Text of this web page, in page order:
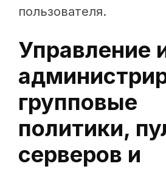
пользователя.
Управление
групповые
политики,
серверов и